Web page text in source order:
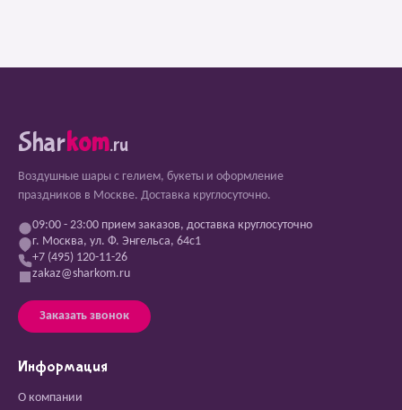
Sharkom.ru
Воздушные шары с гелием, букеты и оформление
праздников в Москве. Доставка круглосуточно.
09:00 - 23:00 прием заказов, доставка круглосуточно
г. Москва, ул. Ф. Энгельса, 64с1
+7 (495) 120-11-26
zakaz@sharkom.ru
Заказать звонок
Информация
О компании